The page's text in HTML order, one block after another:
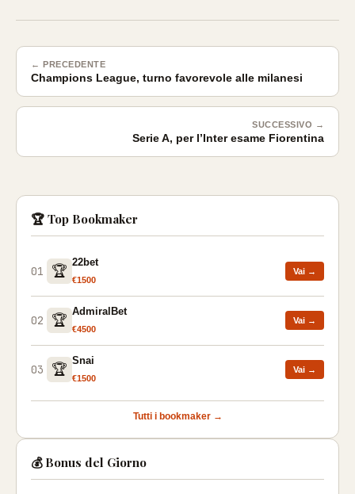
← PRECEDENTE
Champions League, turno favorevole alle milanesi
SUCCESSIVO →
Serie A, per l’Inter esame Fiorentina
🏆 Top Bookmaker
01 🏆
22bet
€1500
Vai →
02 🏆
AdmiralBet
€4500
Vai →
03 🏆
Snai
€1500
Vai →
Tutti i bookmaker →
💰 Bonus del Giorno